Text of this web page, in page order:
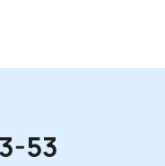
53